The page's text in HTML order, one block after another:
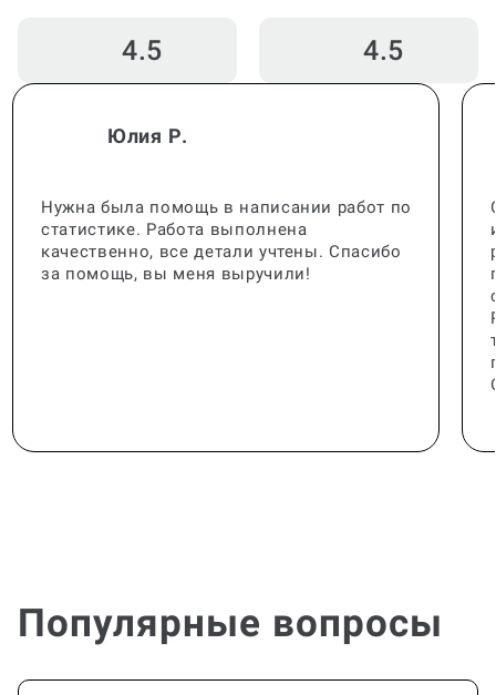
4.5 4.5
Юлия Р.
Нужна была помощь в написании работ по
статистике. Работа выполнена
качественно, все детали учтены. Спасибо
за помощь, вы меня выручили!
Популярные вопросы